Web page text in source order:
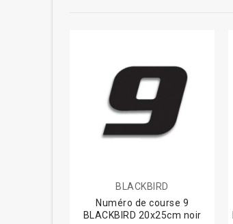
BLACKBIRD
Numéro de course 9
BLACKBIRD 20x25cm noir